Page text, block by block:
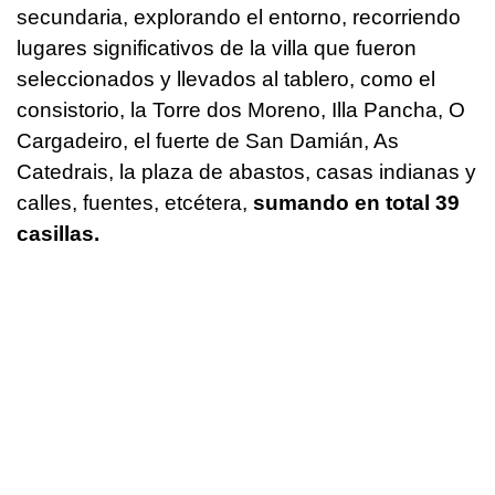
secundaria, explorando el entorno, recorriendo
lugares significativos de la villa que fueron
seleccionados y llevados al tablero, como el
consistorio, la Torre dos Moreno, Illa Pancha, O
Cargadeiro, el fuerte de San Damián, As
Catedrais, la plaza de abastos, casas indianas y
calles, fuentes, etcétera, sumando en total 39
casillas.